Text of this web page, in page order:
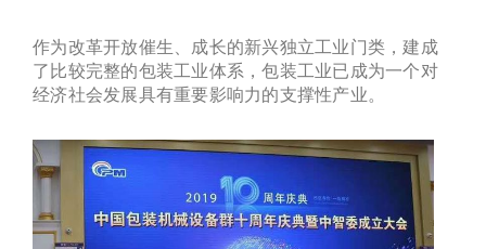
作为改革开放催生、成长的新兴独立工业门类，建成
了比较完整的包装工业体系，包装工业已成为一个对
经济社会发展具有重要影响力的支撑性产业。